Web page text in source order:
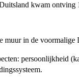
kwam
muur in de
persoonlijkheid